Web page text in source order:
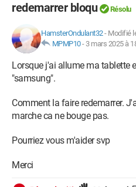
redemarrer bloqu
Résolu
HamsterOndulant32- Modifié
MPMP10- 3 mars 2025 à
Lorsque j'ai allume ma tablette
"samsung".
Comment la faire redemarrer.
marche ca ne bouge pas.
Pourriez vous m'aider svp
Merci